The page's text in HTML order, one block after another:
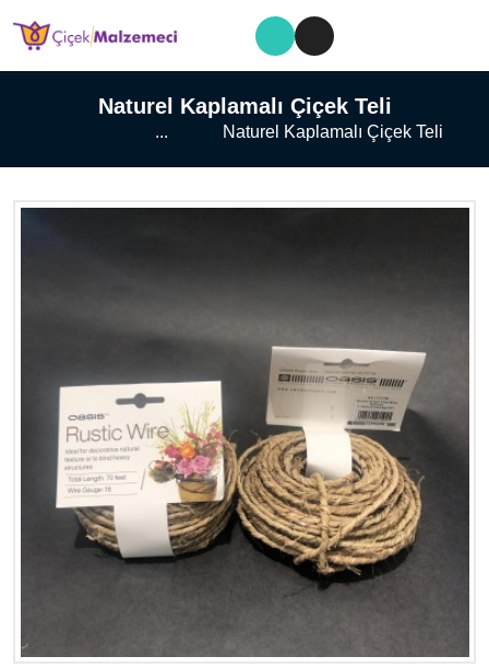
Naturel Kaplamalı Çiçek Teli
... Naturel Kaplamalı Çiçek Teli